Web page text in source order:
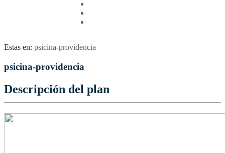
Estas en: psicina-providencia
psicina-providencia
Descripción del plan